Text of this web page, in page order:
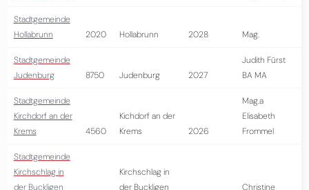
Stadtgemeinde
Hollabrunn
2020 Hollabrunn 2028 Mag.
Stadtgemeinde
Judenburg
8750 Judenburg 2027
Judith Fürst
BA MA
Stadtgemeinde
Kirchdorf an der
Krems
4560
Kichdorf an der
Krems
2026
Mag.a
Elisabeth
Frommel
Stadtgemeinde
Kirchschlag in
der Buckligen
Kirchschlag in
der Buckligen
Christine